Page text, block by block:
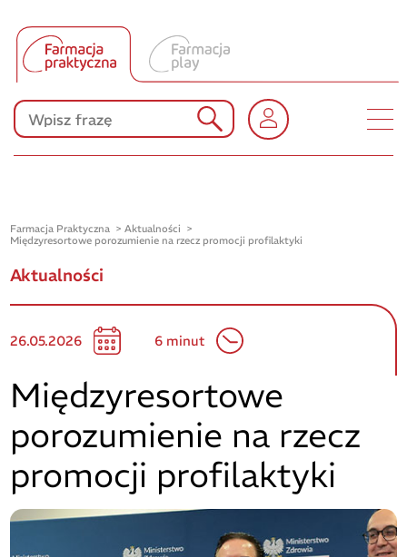
Produkty Polpharmy
KONKURSY
Farmacja Praktyczna
Aktualności
Międzyresortowe porozumienie na rzecz promocji profilaktyki
Aktualności
26.05.2026 6 minut
Międzyresortowe
porozumienie na rzecz
promocji profilaktyki